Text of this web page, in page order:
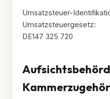
Umsatzsteuer-
Umsatzsteuergesetz:
DE147 325 720